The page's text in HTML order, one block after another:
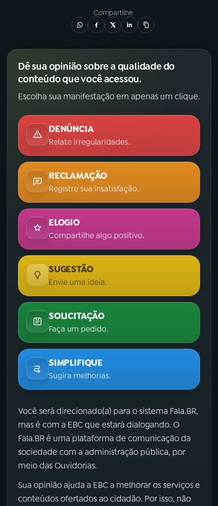
ACOMPANHE A RÁDIO NACIONAL
Instagram X
Compartilhe
Dê sua opinião sobre a qualidade do
conteúdo que você acessou.
Escolha sua manifestação em apenas um clique.
DENÚNCIA
Relate irregularidades.
RECLAMAÇÃO
Registre sua insatisfação.
ELOGIO
Compartilhe algo positivo.
SUGESTÃO
Envie uma ideia.
SOLICITAÇÃO
Faça um pedido.
SIMPLIFIQUE
Sugira melhorias.
Você será direcionado(a) para o sistema Fala.BR,
mas é com a EBC que estará dialogando. O
Fala.BR é uma plataforma de comunicação da
sociedade com a administração pública, por
meio das Ouvidorias.
Sua opinião ajuda a EBC a melhorar os serviços e
conteúdos ofertados ao cidadão. Por isso, não